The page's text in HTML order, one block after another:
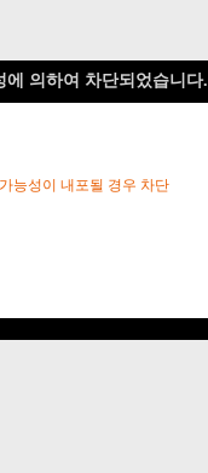
의하여 차단되었습니다.
능성이 내포될 경우 차단